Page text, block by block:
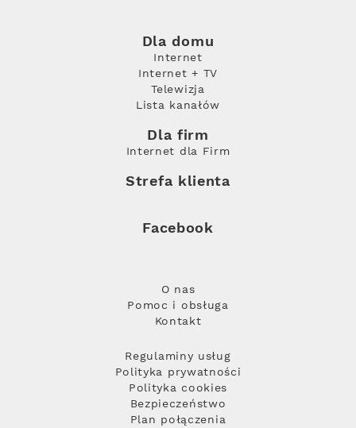
Dla domu
Internet
Internet + TV
Telewizja
Lista kanałów
Dla firm
Internet dla Firm
Strefa klienta
Facebook
O nas
Pomoc i obsługa
Kontakt
Regulaminy usług
Polityka prywatności
Polityka cookies
Bezpieczeństwo
Plan połączenia